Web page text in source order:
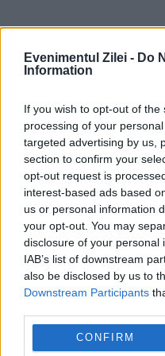
Evenimentul Zilei - Do
Information
If you wish to opt-out of
processing of your
targeted advertising by us,
section to confirm your
opt-out request is
interest-based ads based
us or personal information
your opt-out. You may
disclosure of your personal
IAB’s list of downstream
also be disclosed by us to
Downstream Participants
CONFIRM